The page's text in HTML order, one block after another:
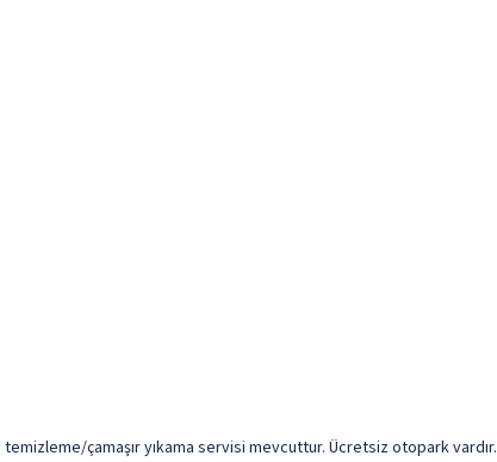
çamaşır yıkama servisi mevcuttur. Ücretsiz otopark vardır.